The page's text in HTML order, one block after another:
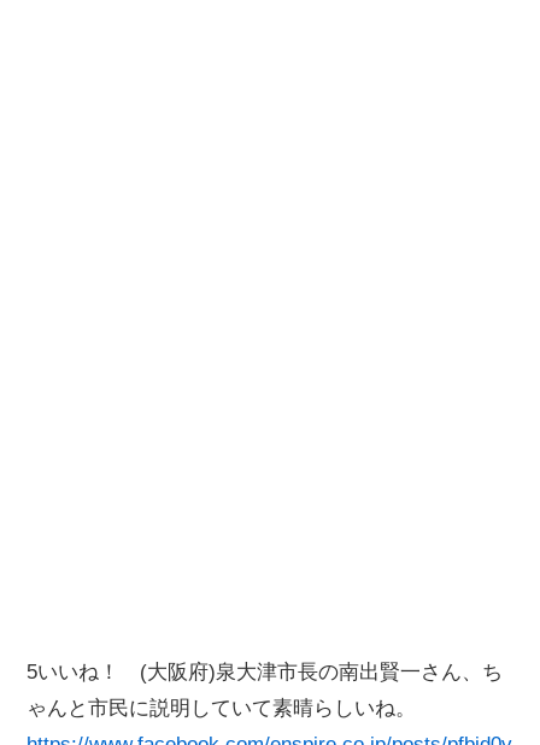
5いいね！ (大阪府)泉大津市長の南出賢一さん、ち
ゃんと市民に説明していて素晴らしいね。